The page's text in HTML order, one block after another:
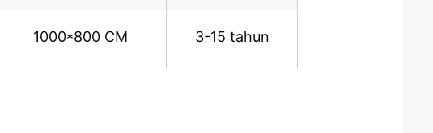
1000*800 CM 3-15 tahun